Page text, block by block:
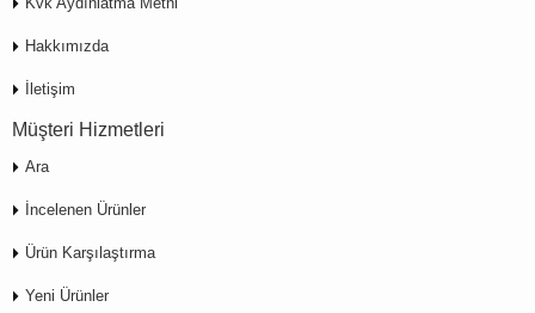
Hakkımızda
İletişim
Müşteri Hizmetleri
Ara
İncelenen Ürünler
Ürün Karşılaştırma
Yeni Ürünler